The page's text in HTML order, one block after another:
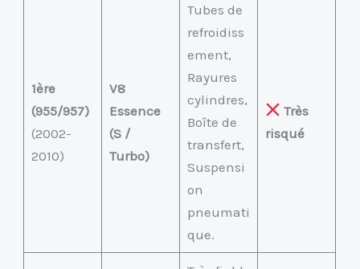
1ère
(955/957)
(2002-
2010)
V8
Essence
(S /
Turbo)
Tubes de
refroidiss
ement,
Rayures
cylindres,
Boîte de
transfert,
Suspensi
on
pneumati
que.
Très
risqué